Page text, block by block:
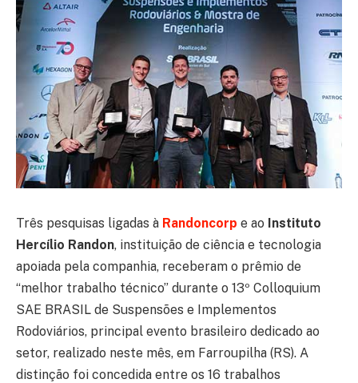
Três pesquisas ligadas à Randoncorp e ao Instituto
Hercílio Randon, instituição de ciência e tecnologia
apoiada pela companhia, receberam o prêmio de
“melhor trabalho técnico” durante o 13º Colloquium
SAE BRASIL de Suspensões e Implementos
Rodoviários, principal evento brasileiro dedicado ao
setor, realizado neste mês, em Farroupilha (RS). A
distinção foi concedida entre os 16 trabalhos